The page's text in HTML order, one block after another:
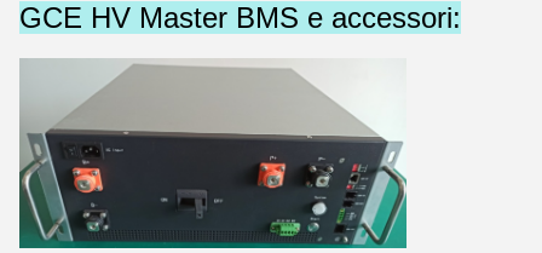
GCE HV Master BMS e accessori: